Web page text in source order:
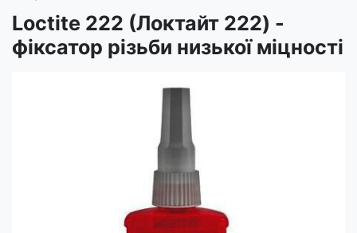
Loctite 222 (Локтайт 222) -
фіксатор різьби низької міцності